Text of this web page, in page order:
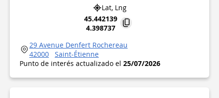
Lat, Lng
45.442139
4.398737
29 Avenue Denfert Rochereau
42000
Saint-Étienne
Punto de interés actualizado el 25/07/2026